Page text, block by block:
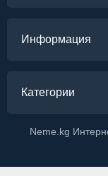
Информация
Категории
Neme.kg